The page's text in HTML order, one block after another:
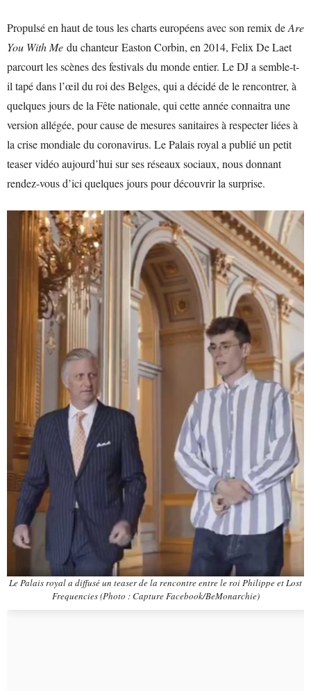
Propulsé en haut de tous les charts européens avec son remix deAre
You With Me du chanteur Easton Corbin, en 2014, Felix De Laet
parcourt les scènes des festivals du monde entier. Le DJ a semble-t-
il tapé dans l’œil du roi des Belges, qui a décidé de le rencontrer, à
quelques jours de la Fête nationale, qui cette année connaitra une
version allégée, pour cause de mesures sanitaires à respecter liées à
la crise mondiale du coronavirus. Le Palais royal a publié un petit
teaser vidéo aujourd’hui sur ses réseaux sociaux, nous donnant
rendez-vous d’ici quelques jours pour découvrir la surprise.
Le Palais royal a diffusé un teaser de la rencontre entre le roi Philippe et Lost
Frequencies (Photo : Capture Facebook/BeMonarchie)